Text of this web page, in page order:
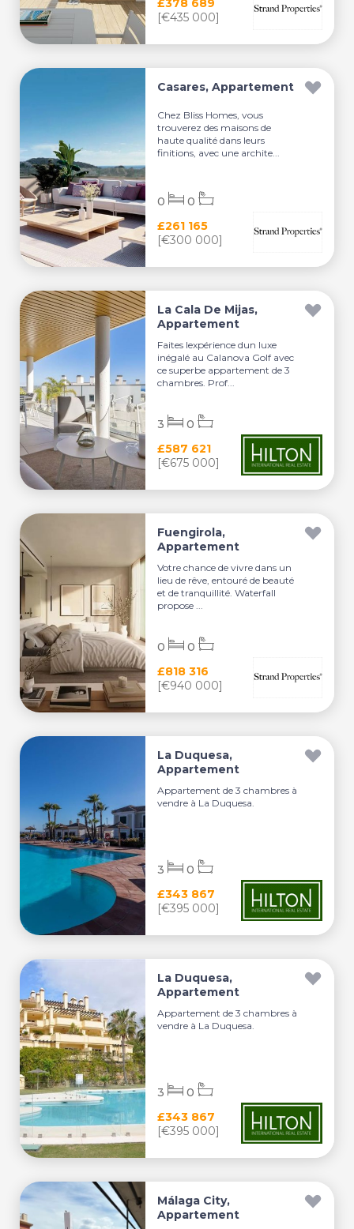
£378 689
[€435 000]
Casares, Appartement
Chez Bliss Homes, vous
trouverez des maisons de
haute qualité dans leurs
finitions, avec une archite...
£261 165
[€300 000]
0 0
La Cala De Mijas,
Appartement
Faites lexpérience dun luxe
inégalé au Calanova Golf avec
ce superbe appartement de 3
chambres. Prof...
£587 621
[€675 000]
3 0
Fuengirola,
Appartement
Votre chance de vivre dans un
lieu de rêve, entouré de beauté
et de tranquillité. Waterfall
propose ...
£818 316
[€940 000]
0 0
La Duquesa,
Appartement
Appartement de 3 chambres à
vendre à La Duquesa.
£343 867
[€395 000]
3 0
La Duquesa,
Appartement
Appartement de 3 chambres à
vendre à La Duquesa.
£343 867
[€395 000]
3 0
Málaga City,
Appartement